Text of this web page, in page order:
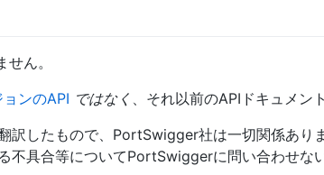
ん。
ンのAPI ではなく
、それ以前のAPIドキュメン
訳したもので、PortSwigger社は一切関係あり
不具合等についてPortSwiggerに問い合わせな